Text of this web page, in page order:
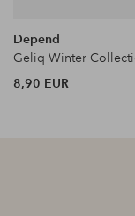
Depend
Geliq Winter
8,90 EUR